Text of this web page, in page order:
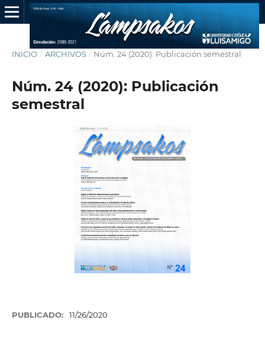
INICIO / ARCHIVOS / Núm. 24 (2020): Publicación semestral
Núm. 24 (2020): Publicación
semestral
PUBLICADO: 11/26/2020